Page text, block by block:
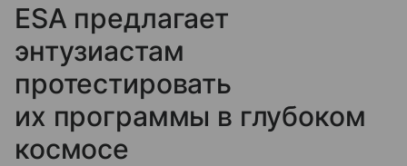
ESA предлагает
энтузиастам
протестировать
их программы в глубоком
космосе